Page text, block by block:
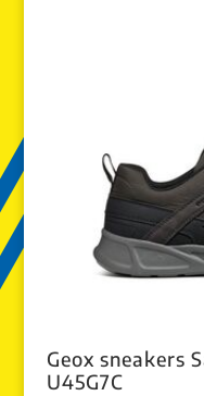
Geox sneakers
U45G7C